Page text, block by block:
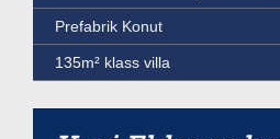
Prefabrik Konut
135m² klass villa